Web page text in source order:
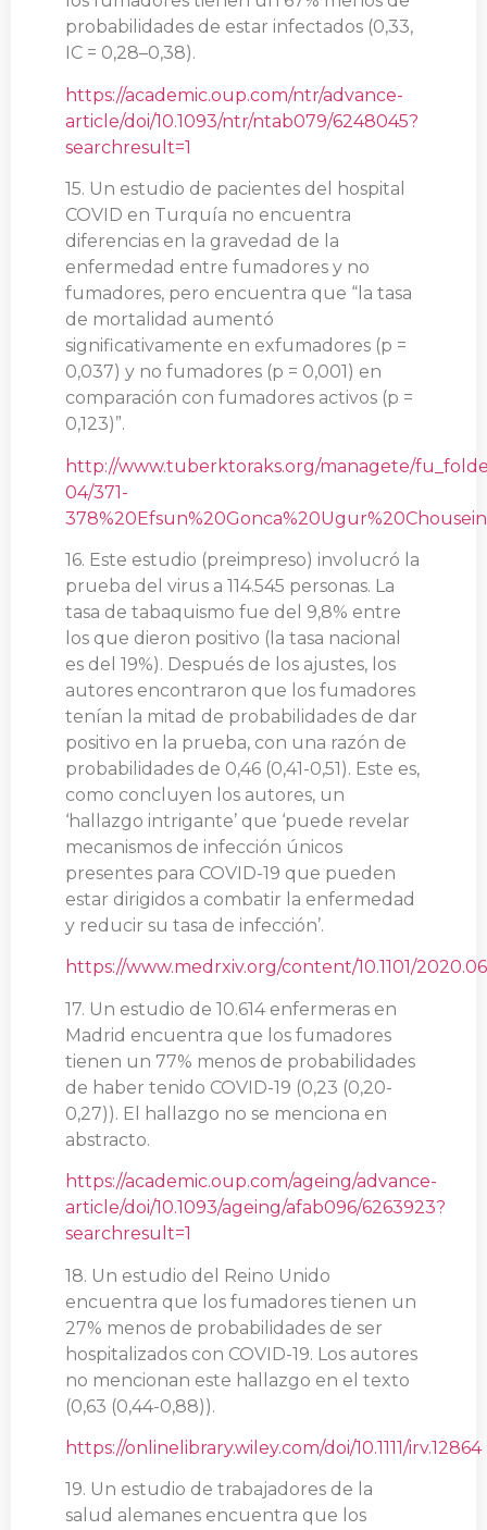
probabilidades de estar infectados (0,33,
IC = 0,28–0,38).
https://academic.oup.com/ntr/advance-
article/doi/10.1093/ntr/ntab079/6248045?
searchresult=1
15. Un estudio de pacientes del hospital
COVID en Turquía no encuentra
diferencias en la gravedad de la
enfermedad entre fumadores y no
fumadores, pero encuentra que “la tasa
de mortalidad aumentó
significativamente en exfumadores (p =
0,037) y no fumadores (p = 0,001) en
comparación con fumadores activos (p =
0,123)”.
http://www.tuberktoraks.org/managete/
04/371-
16. Este estudio (preimpreso) involucró la
prueba del virus a 114.545 personas. La
tasa de tabaquismo fue del 9,8% entre
los que dieron positivo (la tasa nacional
es del 19%). Después de los ajustes, los
autores encontraron que los fumadores
tenían la mitad de probabilidades de dar
positivo en la prueba, con una razón de
probabilidades de 0,46 (0,41-0,51). Este es,
como concluyen los autores, un
‘hallazgo intrigante’ que ‘puede revelar
mecanismos de infección únicos
presentes para COVID-19 que pueden
estar dirigidos a combatir la enfermedad
y reducir su tasa de infección’.
https://www.medrxiv.org/content/10.1101/
17. Un estudio de 10.614 enfermeras en
Madrid encuentra que los fumadores
tienen un 77% menos de probabilidades
de haber tenido COVID-19 (0,23 (0,20-
0,27)). El hallazgo no se menciona en
abstracto.
https://academic.oup.com/ageing/advance-
article/doi/10.1093/ageing/afab096/6263923?
searchresult=1
18. Un estudio del Reino Unido
encuentra que los fumadores tienen un
27% menos de probabilidades de ser
hospitalizados con COVID-19. Los autores
no mencionan este hallazgo en el texto
(0,63 (0,44-0,88)).
https://onlinelibrary.wiley.com/doi/10.1111/irv.12864
19. Un estudio de trabajadores de la
salud alemanes encuentra que los